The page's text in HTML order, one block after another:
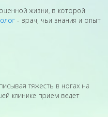
жизни, в которой
- врач, чьи знания и опыт
тяжесть в ногах на
клинике прием ведет